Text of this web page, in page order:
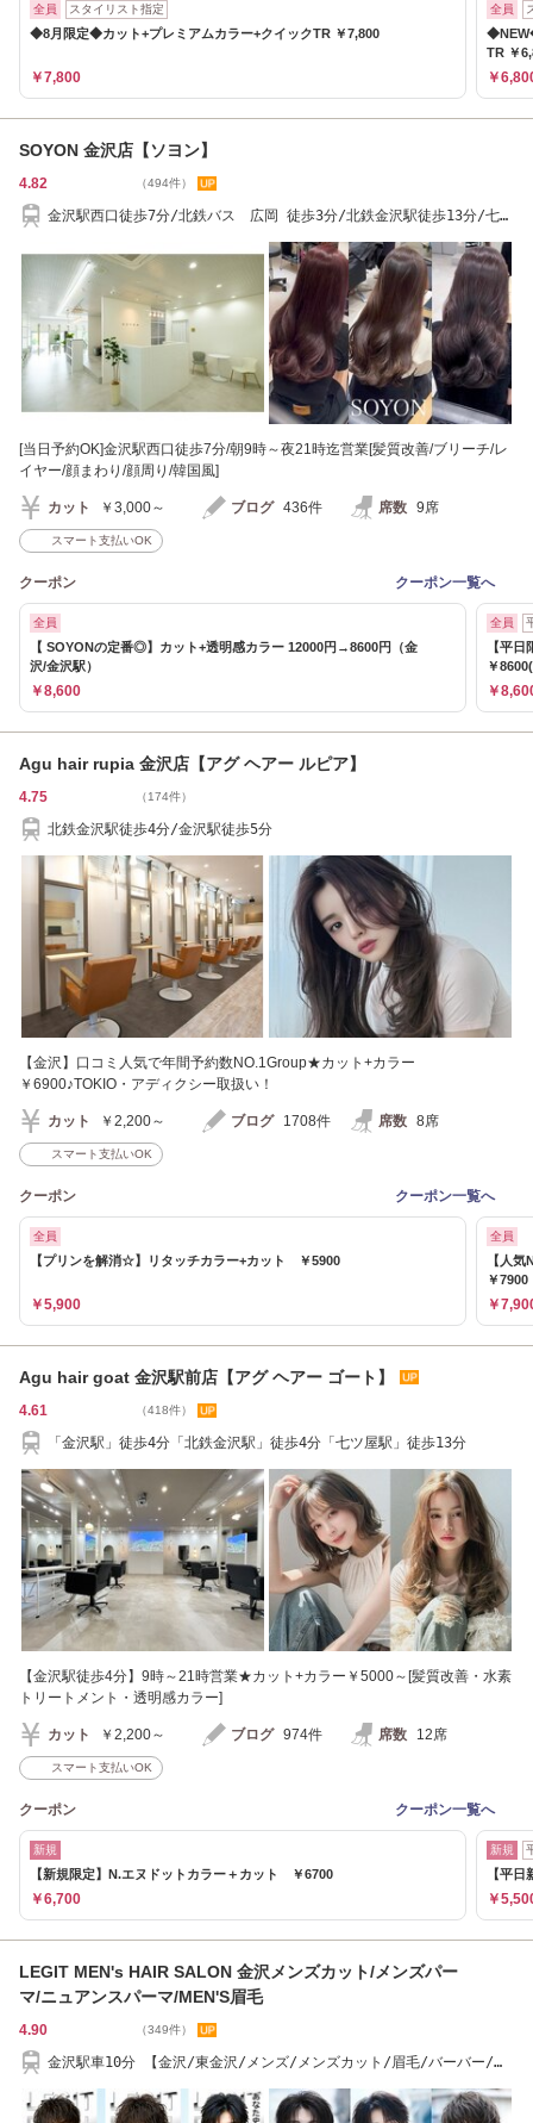
全員 スタイリスト指定
◆8月限定◆カット+プレミアムカラー+クイックTR ￥7,800
￥7,800
全員
TR ￥
￥
SOYON 金沢店【ソヨン】
4.82 （494件）
金沢駅西口徒歩7分/北鉄バス 広岡 徒歩3分/北鉄金沢駅徒歩13分/七ツ
[当日予約OK]金沢駅西口徒歩7分/朝9時～夜21時迄営業[髪質改善/ブリーチ/レ
イヤー/顔まわり/顔周り/韓国風]
カット ￥3,000～ ブログ 436件 席数 9席
スマート支払いOK
クーポン クーポン一覧へ
全員
【 SOYONの定番◎】カット+透明感カラー 12000円→8600円（金
沢/金沢駅）
￥8,600
全員
【平
￥
￥
Agu hair rupia 金沢店【アグ ヘアー ルピア】
4.75 （174件）
北鉄金沢駅徒歩4分/金沢駅徒歩5分
【金沢】口コミ人気で年間予約数NO.1Group★カット+カラー
￥6900♪TOKIO・アディクシー取扱い！
カット ￥2,200～ ブログ 1708件 席数 8席
スマート支払いOK
クーポン クーポン一覧へ
全員
【プリンを解消☆】リタッチカラー+カット ￥5900
￥5,900
全員
【人
￥7900
￥
Agu hair goat 金沢駅前店【アグ ヘアー ゴート】
4.61 （418件）
「金沢駅」徒歩4分「北鉄金沢駅」徒歩4分「七ツ屋駅」徒歩13分
【金沢駅徒歩4分】9時～21時営業★カット+カラー￥5000～[髪質改善・水素
トリートメント・透明感カラー]
カット ￥2,200～ ブログ 974件 席数 12席
スマート支払いOK
クーポン クーポン一覧へ
新規
【新規限定】N.エヌドットカラー＋カット ￥6700
￥6,700
新規
【平
￥
LEGIT MEN's HAIR SALON 金沢メンズカット/メンズパー
マ/ニュアンスパーマ/MEN'S眉毛
4.90 （349件）
金沢駅車10分 【金沢/東金沢/メンズ/メンズカット/眉毛/バーバー/ブ